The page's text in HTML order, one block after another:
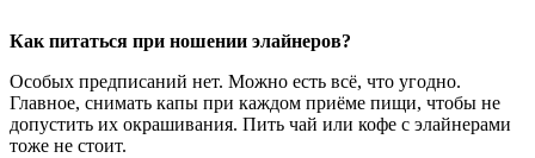
Как питаться при ношении элайнеров?
Особых предписаний нет. Можно есть всё, что угодно.
Главное, снимать капы при каждом приёме пищи, чтобы не
допустить их окрашивания. Пить чай или кофе с элайнерами
тоже не стоит.